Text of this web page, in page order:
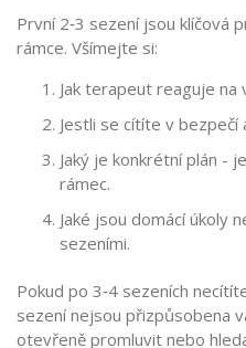
První 2‑3 sezení jsou klíčová
rámce. Všímejte si:
Jak terapeut reaguje na
Jestli se cítíte v
Jaký je konkrétní plán -
rámec.
Jaké jsou domácí úkoly
sezeními.
Pokud po 3‑4 sezeních
sezení nejsou přizpůsobena
otevřeně promluvit nebo